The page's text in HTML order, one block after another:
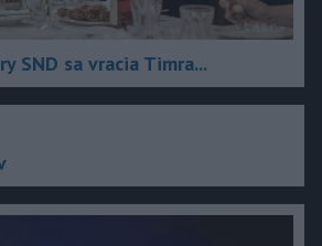
SND sa vracia Timra...